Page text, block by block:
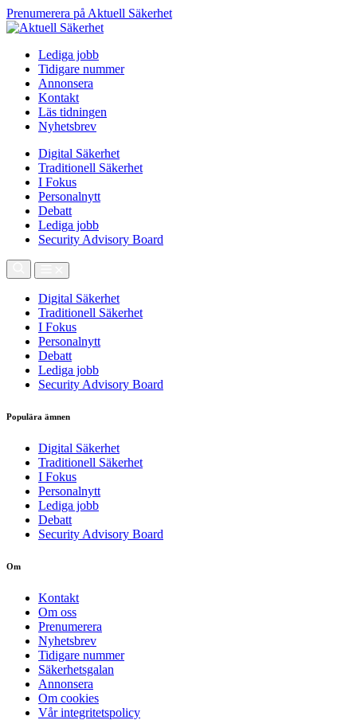
Prenumerera på Aktuell Säkerhet
Lediga jobb
Tidigare nummer
Annonsera
Kontakt
Läs tidningen
Nyhetsbrev
Digital Säkerhet
Traditionell Säkerhet
I Fokus
Personalnytt
Debatt
Lediga jobb
Security Advisory Board
Digital Säkerhet
Traditionell Säkerhet
I Fokus
Personalnytt
Debatt
Lediga jobb
Security Advisory Board
Populära ämnen
Digital Säkerhet
Traditionell Säkerhet
I Fokus
Personalnytt
Lediga jobb
Debatt
Security Advisory Board
Om
Kontakt
Om oss
Prenumerera
Nyhetsbrev
Tidigare nummer
Säkerhetsgalan
Annonsera
Om cookies
Vår integritetspolicy